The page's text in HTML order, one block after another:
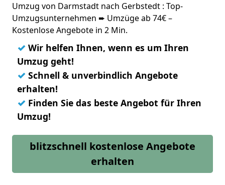
Umzug von Darmstadt nach Gerbstedt : Top-
Umzugsunternehmen ➨ Umzüge ab 74€ –
Kostenlose Angebote in 2 Min.
✓ Wir helfen Ihnen, wenn es um Ihren
Umzug geht!
✓ Schnell & unverbindlich Angebote
erhalten!
✓ Finden Sie das beste Angebot für Ihren
Umzug!
blitzschnell kostenlose Angebote
erhalten